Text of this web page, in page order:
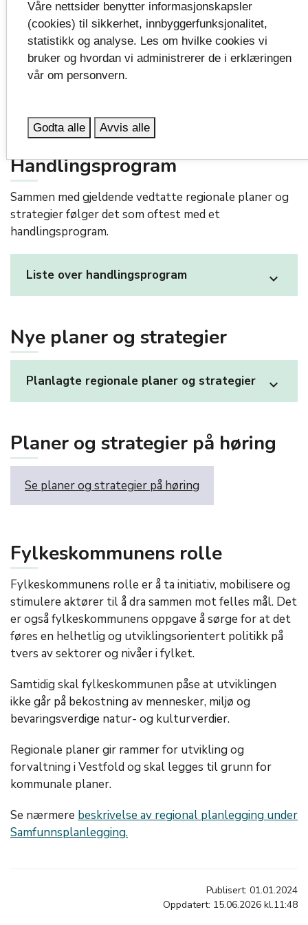
Næringsutvikling, innovasjon, landbruk expand_more
Handlingsprogram
Sammen med gjeldende vedtatte regionale planer og
strategier følger det som oftest med et
handlingsprogram.
Liste over handlingsprogram expand_more
Nye planer og strategier
Planlagte regionale planer og strategier expand_more
Planer og strategier på høring
Se planer og strategier på høring
Fylkeskommunens rolle
Fylkeskommunens rolle er å ta initiativ, mobilisere og
stimulere aktører til å dra sammen mot felles mål. Det
er også fylkeskommunens oppgave å sørge for at det
føres en helhetlig og utviklingsorientert politikk på
tvers av sektorer og nivåer i fylket.
Samtidig skal fylkeskommunen påse at utviklingen
ikke går på bekostning av mennesker, miljø og
bevaringsverdige natur- og kulturverdier.
Regionale planer gir rammer for utvikling og
forvaltning i Vestfold og skal legges til grunn for
kommunale planer.
Se nærmere beskrivelse av regional planlegging under
Samfunnsplanlegging.
Publisert: 01.01.2024
Oppdatert: 15.06.2026 kl.11:48
Våre nettsider benytter informasjonskapsler
(cookies) til sikkerhet, innbyggerfunksjonalitet,
statistikk og analyse. Les om hvilke cookies vi
bruker og hvordan vi administrerer de i erklæringen
vår om personvern.
Godta alle Avvis alle